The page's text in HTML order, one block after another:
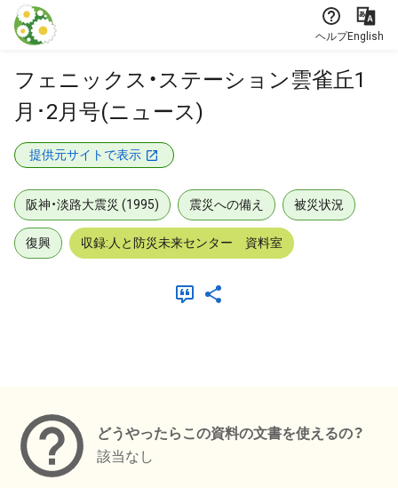
本文に飛ぶ
ヘルプEnglish
フェニックス・ステーション雲雀丘1
月･2月号(ニュース)
提供元サイトで表示
阪神・淡路大震災 (1995) 震災への備え 被災状況
復興 収録:人と防災未来センター 資料室
どうやったらこの資料の文書を使えるの？
該当なし